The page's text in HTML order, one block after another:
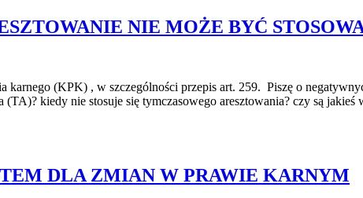
NIE MOŻE BYĆ
karnego (KPK) , w szczególności przepis art. 259. Piszę o
(TA)? kiedy nie stosuje się tymczasowego aresztowania? czy są
DLA ZMIAN W PRAWIE KARNYM